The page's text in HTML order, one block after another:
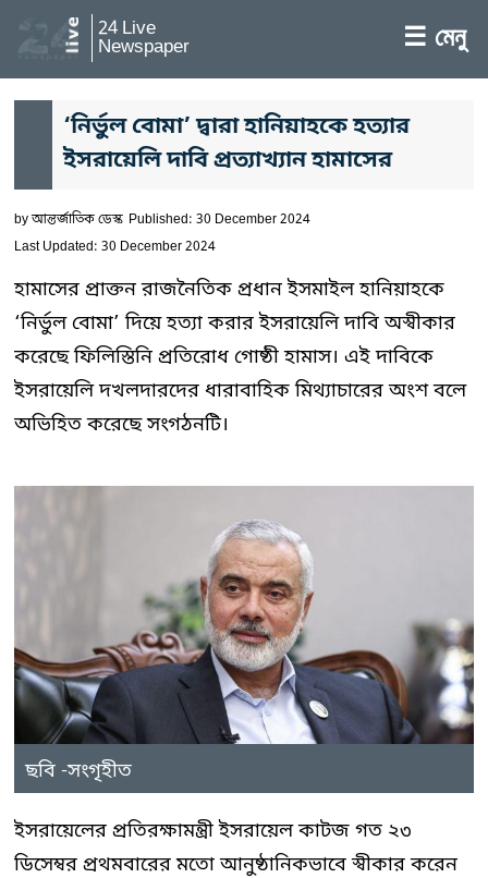
24 Live
Newspaper ☰ মেনু
‘নির্ভুল বোমা’ দ্বারা হানিয়াহকে হত্যার
ইসরায়েলি দাবি প্রত্যাখ্যান হামাসের
byআন্তর্জাতিক ডেস্ক Published: 30 December 2024
Last Updated: 30 December 2024
হামাসের প্রাক্তন রাজনৈতিক প্রধান ইসমাইল হানিয়াহকে
‘নির্ভুল বোমা’ দিয়ে হত্যা করার ইসরায়েলি দাবি অস্বীকার
করেছে ফিলিস্তিনি প্রতিরোধ গোষ্ঠী হামাস। এই দাবিকে
ইসরায়েলি দখলদারদের ধারাবাহিক মিথ্যাচারের অংশ বলে
অভিহিত করেছে সংগঠনটি।
ছবি -সংগৃহীত
ইসরায়েলের প্রতিরক্ষামন্ত্রী ইসরায়েল কাটজ গত ২৩
ডিসেম্বর প্রথমবারের মতো আনুষ্ঠানিকভাবে স্বীকার করেন